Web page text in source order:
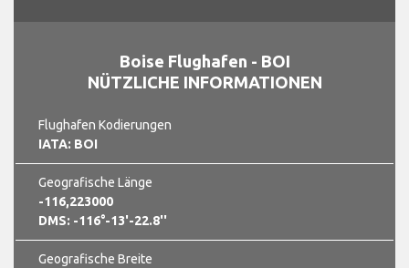
Boise Flughafen - BOI
NÜTZLICHE INFORMATIONEN
Flughafen Kodierungen
IATA: BOI
Geografische Länge
-116,223000
DMS: -116°-13'-22.8''
Geografische Breite